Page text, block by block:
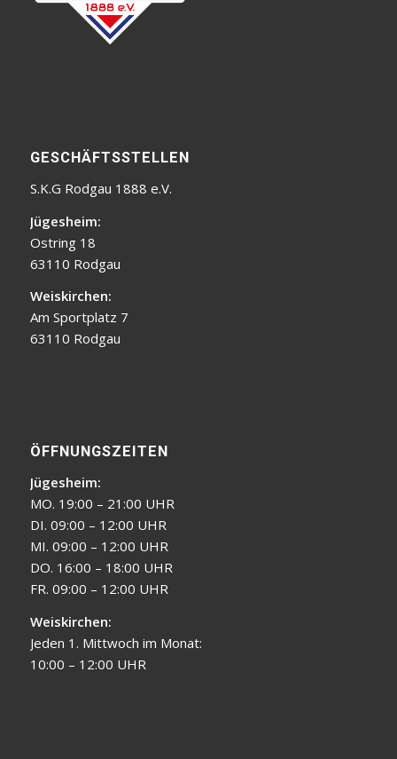
GESCHÄFTSSTELLEN
S.K.G Rodgau 1888 e.V.
Jügesheim:
Ostring 18
63110 Rodgau
Weiskirchen:
Am Sportplatz 7
63110 Rodgau
ÖFFNUNGSZEITEN
Jügesheim:
MO. 19:00 – 21:00 UHR
DI. 09:00 – 12:00 UHR
MI. 09:00 – 12:00 UHR
DO. 16:00 – 18:00 UHR
FR. 09:00 – 12:00 UHR
Weiskirchen:
Jeden 1. Mittwoch im Monat:
10:00 – 12:00 UHR